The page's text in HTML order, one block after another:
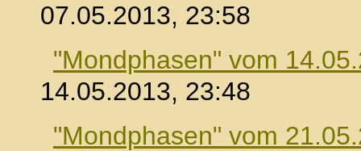
07.05.2013, 23:58
"Mondphasen" vom
14.05.2013, 23:48
"Mondphasen" vom